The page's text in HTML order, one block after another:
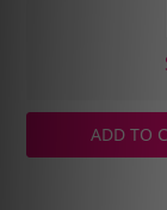
ADD TO